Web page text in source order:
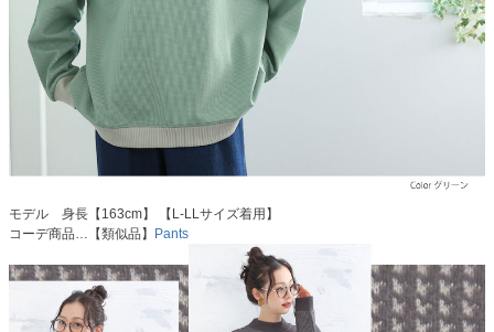
モデル 身長【163cm】 【L-LLサイズ着用】
コーデ商品…【類似品】
Pants